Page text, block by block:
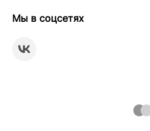
Мы в соцсетях